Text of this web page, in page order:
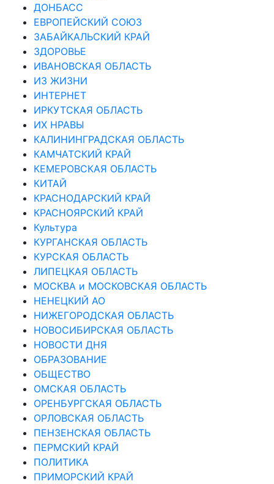
ДОНБАСС
ЕВРОПЕЙСКИЙ СОЮЗ
ЗАБАЙКАЛЬСКИЙ КРАЙ
ЗДОРОВЬЕ
ИВАНОВСКАЯ ОБЛАСТЬ
ИЗ ЖИЗНИ
ИНТЕРНЕТ
ИРКУТСКАЯ ОБЛАСТЬ
ИХ НРАВЫ
КАЛИНИНГРАДCКАЯ ОБЛАСТЬ
КАМЧАТСКИЙ КРАЙ
КЕМЕРОВСКАЯ ОБЛАСТЬ
КИТАЙ
КРАСНОДАРСКИЙ КРАЙ
КРАСНОЯРСКИЙ КРАЙ
Культура
КУРГАНСКАЯ ОБЛАСТЬ
КУРСКАЯ ОБЛАСТЬ
ЛИПЕЦКАЯ ОБЛАСТЬ
МОСКВА и МОСКОВСКАЯ ОБЛАСТЬ
НЕНЕЦКИЙ АО
НИЖЕГОРОДСКАЯ ОБЛАСТЬ
НОВОСИБИРСКАЯ ОБЛАСТЬ
НОВОСТИ ДНЯ
ОБРАЗОВАНИЕ
ОБЩЕСТВО
ОМСКАЯ ОБЛАСТЬ
ОРЕНБУРГСКАЯ ОБЛАСТЬ
ОРЛОВСКАЯ ОБЛАСТЬ
ПЕНЗЕНСКАЯ ОБЛАСТЬ
ПЕРМСКИЙ КРАЙ
ПОЛИТИКА
ПРИМОРСКИЙ КРАЙ